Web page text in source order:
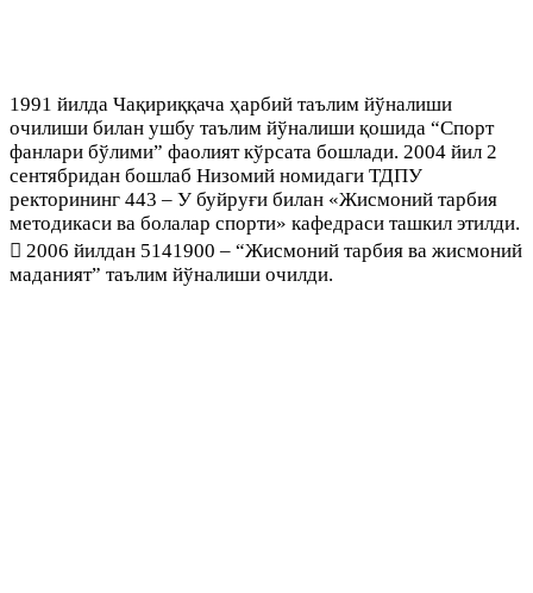
1991 йилда Чақириққача ҳарбий таълим йўналиши
очилиши билан ушбу таълим йўналиши қошида “Спорт
фанлари бўлими” фаолият кўрсата бошлади. 2004 йил 2
сентябридан бошлаб Низомий номидаги ТДПУ
ректорининг 443 – У буйруғи билан «Жисмоний тарбия
методикаси ва болалар спорти» кафедраси ташкил этилди.
￿ 2006 йилдан 5141900 – “Жисмоний тарбия ва жисмоний
маданият” таълим йўналиши очилди.